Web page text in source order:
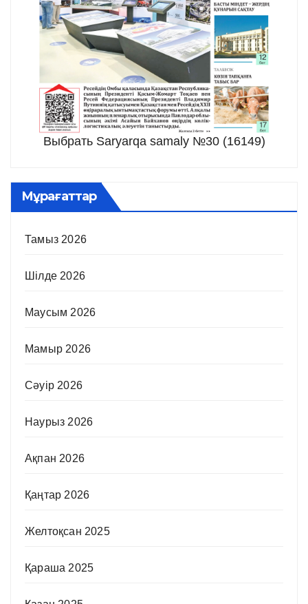
Выбрать Saryarqa samaly №30 (16149)
Мұрағаттар
Тамыз 2026
Шілде 2026
Маусым 2026
Мамыр 2026
Сәуір 2026
Наурыз 2026
Ақпан 2026
Қаңтар 2026
Желтоқсан 2025
Қараша 2025